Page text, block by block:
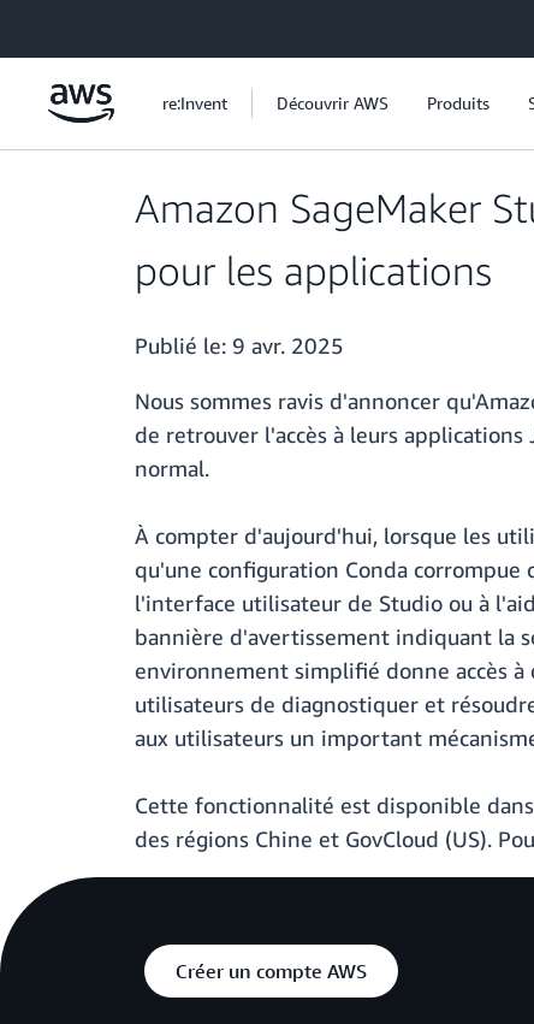
re:Invent Découvrir AWS Produits
Amazon SageMaker
pour les applications
Publié le: 9 avr. 2025
Nous sommes ravis d'annoncer
de retrouver l'accès à leurs
normal.
À compter d'aujourd'hui, lorsque les
qu'une configuration Conda corrompue
l'interface utilisateur de Studio ou à
bannière d'avertissement indiquant la
environnement simplifié donne accès
utilisateurs de diagnostiquer et
aux utilisateurs un important
Cette fonctionnalité est disponible
des régions Chine et GovCloud (US).
Créer un compte AWS